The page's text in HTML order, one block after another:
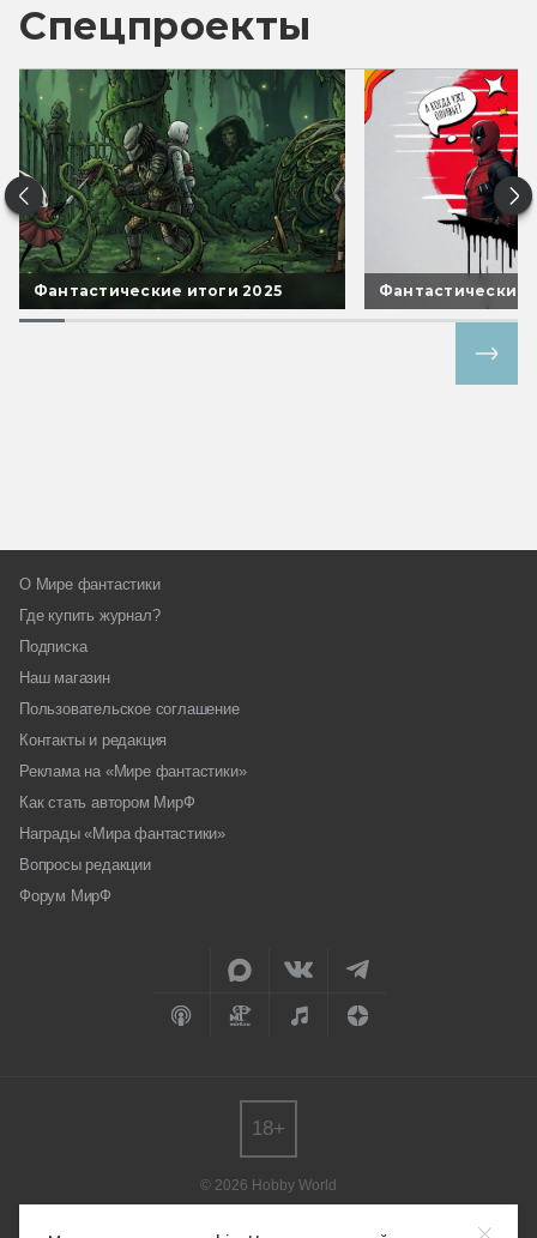
Спецпроекты
Фантастические итоги 2025 Фантастические
О Мире фантастики
Где купить журнал?
Подписка
Наш магазин
Пользовательское соглашение
Контакты и редакция
Реклама на «Мире фантастики»
Как стать автором МирФ
Награды «Мира фантастики»
Вопросы редакции
Форум МирФ
© 2026 Hobby World
18+